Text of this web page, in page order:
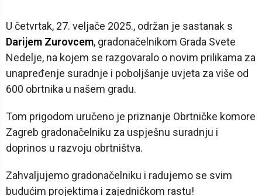
U četvrtak, 27. veljače 2025., održan je sastanak s
Darijem Zurovcem, gradonačelnikom Grada Svete
Nedelje, na kojem se razgovaralo o novim prilikama za
unapređenje suradnje i poboljšanje uvjeta za više od
600 obrtnika u našem gradu.
Tom prigodom uručeno je priznanje Obrtničke komore
Zagreb gradonačelniku za uspješnu suradnju i
doprinos u razvoju obrtništva.
Zahvaljujemo gradonačelniku i radujemo se svim
budućim projektima i zajedničkom rastu!